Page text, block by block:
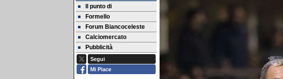
Il punto di
Formello
Forum Biancoceleste
Calciomercato
Pubblicità
Segui
Mi Piace